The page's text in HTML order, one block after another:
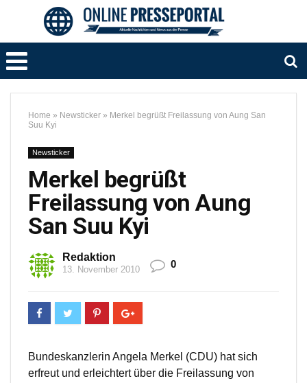
Home » Newsticker » Merkel begrüßt Freilassung von Aung San
Suu Kyi
Newsticker
Merkel begrüßt
Freilassung von Aung
San Suu Kyi
Redaktion
13. November 2010 0
Bundeskanzlerin Angela Merkel (CDU) hat sich
erfreut und erleichtert über die Freilassung von